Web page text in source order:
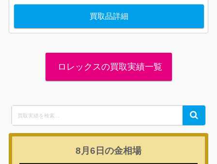
買取品詳細
ロレックスの買取実績一覧
for:
Search
8月6日の金相場